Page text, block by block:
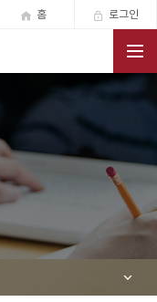
전체메뉴
홈 로그인